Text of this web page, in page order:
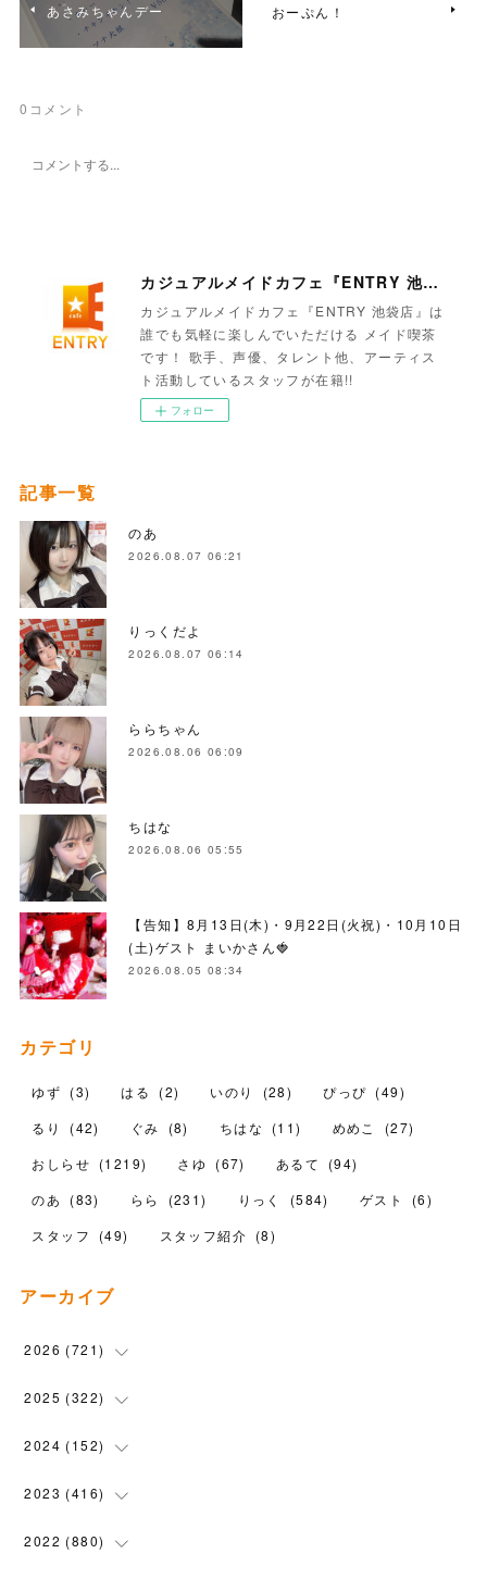
あさみちゃんデー おーぷん！
0 コメント
カジュアルメイドカフェ『ENTRY 池袋店』
カジュアルメイドカフェ『ENTRY 池袋店』は
誰でも気軽に楽しんでいただける メイド喫茶
です！ 歌手、声優、タレント他、アーティス
ト活動しているスタッフが在籍!!
フォロー
記事一覧
のあ
2026.08.07 06:21
りっくだよ
2026.08.07 06:14
ららちゃん
2026.08.06 06:09
ちはな
2026.08.06 05:55
【告知】8月13日(木)・9月22日(火祝)・10月10日
(土)ゲスト まいかさん🍓
2026.08.05 08:34
カテゴリ
ゆず (3) はる (2) いのり (28) ぴっぴ (49)
るり
(42) ぐみ (8) ちはな (11) めめこ (27)
おしらせ (1219) さゆ (67) あるて (94)
のあ
(83) らら (231) りっく (584) ゲスト (6)
スタッフ
(49) スタッフ紹介 (8)
アーカイブ
2026 (721)
(14)
(102
( 110
( 119
2025 (322)
(90)
( 100
(74)
2024 (152)
(5 )
(5)
2023 (416)
(28)
2022 (880)